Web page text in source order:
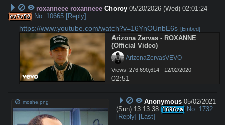
roxanneee roxanneee Choroy 05/20/2026 (Wed) 02:01:24
cc7c52 No. 10665 [Reply]
https://www.youtube.com/watch?v=16YnOUnbE6s [Embed]
Arizona Zervas - ROXANNE
(Official Video)
ArizonaZervasVEVO
Views: 276,690,614 - 12/02/2020
02:51
moshe.png Anonymous 05/02/2021
(Sun) 13:13:38 1696ca No. 1732
[Reply] [Last]